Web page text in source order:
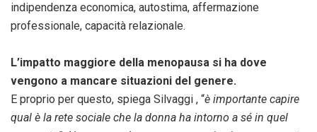
indipendenza economica, autostima, affermazione
professionale, capacità relazionale.
L’impatto maggiore della menopausa si ha dove
vengono a mancare situazioni del genere.
E proprio per questo, spiega Silvaggi , “è importante capire
qual è la rete sociale che la donna ha intorno a sé in quel